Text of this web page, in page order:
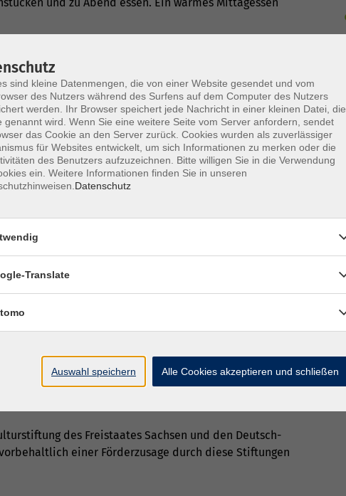
/ our suitcase“ in Anlehnung an das 80-jährige Ende
und das Buch „Hanas Koffer“ von Karen
Geschichten von Menschen aus Liberec widmen,
professionelle Unterstützung durch Mgr. Katarina
dem Alter angemessen zu vermitteln und den
Betätigung zu legen.
müssen. Es wird ein großes Atelier geben, in
alle mit dem Bau eines Koffers aus Karton beginnen
den Koffer weiterhin gestalten bzw. in Szene setzen
Hunterová, Pavel Sadílek und Michael Timm. Die
Fachpersonal (ausgebildete Jugendleiter). Für die
Petra Sochová wieder zur Seite stehen.
Abreise Fahrgemeinschaften vermitteln. Wir weisen
übernehmen.
kommt mit uns nach Liberec.
des Freistaates Sachsen und den Deutsch-
einer Förderzusage durch diese Stiftungen
sind kleine Datenmengen, die von einer Website gesendet und vom
des Nutzers während des Surfens auf dem Computer des Nutzers
werden. Ihr Browser speichert jede Nachricht in einer kleinen Datei, die
genannt wird. Wenn Sie eine weitere Seite vom Server anfordern, sendet
das Cookie an den Server zurück. Cookies wurden als zuverlässiger
für Websites entwickelt, um sich Informationen zu merken oder die
des Benutzers aufzuzeichnen. Bitte willigen Sie in die Verwendung
ein. Weitere Informationen finden Sie in unseren
Datenschutz
Translate
Auswahl speichern Alle Cookies akzeptieren und schließen